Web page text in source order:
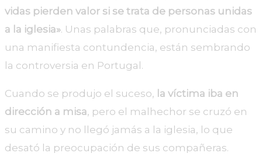
vidas pierden valor si se trata de personas unidas
a la iglesia». Unas palabras que, pronunciadas con
una manifiesta contundencia, están sembrando
la controversia en Portugal.
Cuando se produjo el suceso, la víctima iba en
dirección a misa, pero el malhechor se cruzó en
su camino y no llegó jamás a la iglesia, lo que
desató la preocupación de sus compañeras.